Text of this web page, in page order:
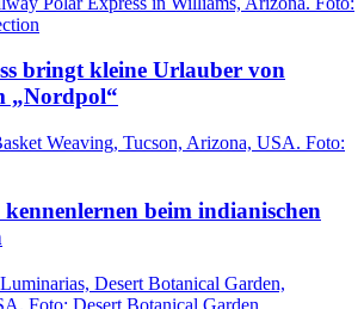
bringt kleine Urlauber von
„Nordpol“
beim indianischen